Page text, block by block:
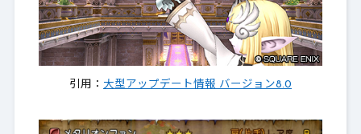
引用： 大型アップデート情報 バージョン8.0